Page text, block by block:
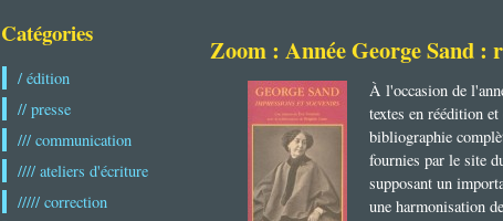
Catégories
/ édition
// presse
/// communication
//// ateliers d'écriture
///// correction
Zoom : Année George Sand :
À l'occasion de
textes en réédition
bibliographie
fournies par le site
supposant un
une harmonisation